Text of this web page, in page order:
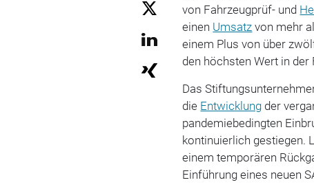
von Fahrzeugprüf- und
einen Umsatz von mehr
einem Plus von über
den höchsten Wert in
Das
die Entwicklung der
pandemiebedingten
kontinuierlich gestiegen.
einem temporären
Einführung eines neuen